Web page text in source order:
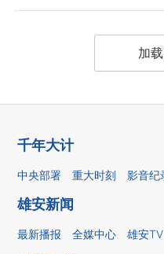
加
千年大计
中央部署 重大时刻 影音纪
雄安新闻
最新播报 全媒中心 雄安TV